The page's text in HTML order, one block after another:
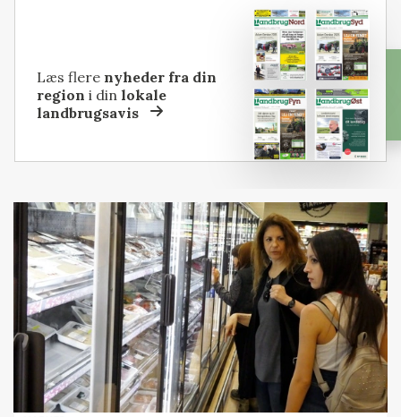
Læs flere nyheder fra din
region i dinlokale
landbrugsavis